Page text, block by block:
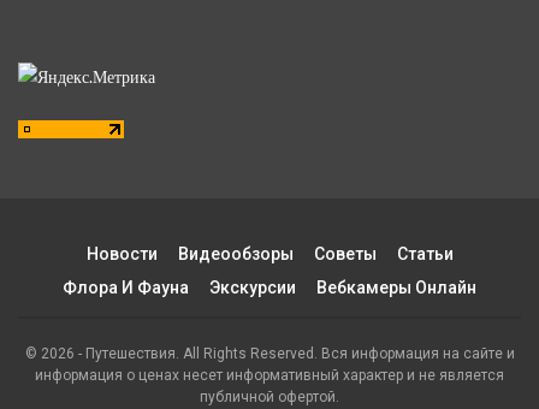
Новости Видеообзоры Советы
Статьи
Флора И Фауна
Экскурсии Вебкамеры Онлайн
© 2026 - Путешествия. All Rights Reserved. Вся информация на сайте и
информация о ценах несет информативный характер и не является
публичной офертой.